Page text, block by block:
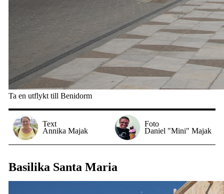
Ta en utflykt till Benidorm
Text
Annika Majak
Foto
Daniel "Mini" Majak
Basilika Santa Maria